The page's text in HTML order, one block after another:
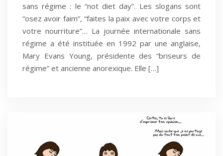
sans régime : le “not diet day”. Les slogans sont
“osez avoir faim”, “faites la paix avec votre corps et
votre nourriture”… La journée internationale sans
régime a été instituée en 1992 par une anglaise,
Mary Evans Young, présidente des “briseurs de
régime” et ancienne anorexique. Elle […]